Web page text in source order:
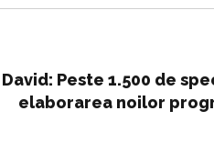
Peste 1.500 de
elaborarea noilor